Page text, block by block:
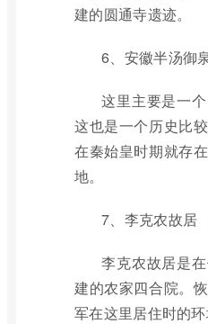
建的圆通寺遗迹。
6、安徽半汤御
这里主要是一个
这也是一个历史比
在秦始皇时期就存
地。
7、李克农故居
李克农故居是
建的农家四合院。
军在这里居住时的环